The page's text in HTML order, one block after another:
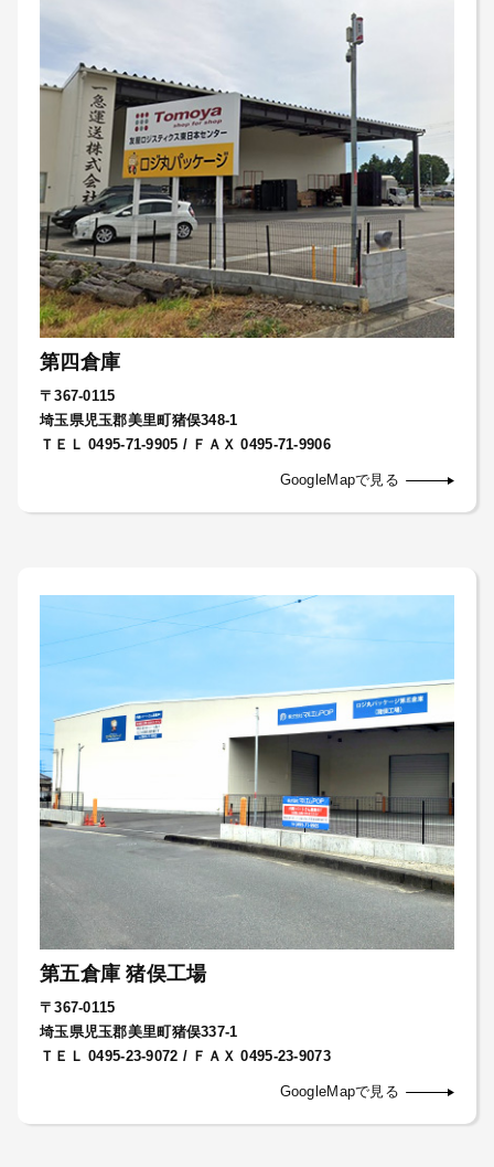
第四倉庫
〒367-0115
埼玉県児玉郡美里町猪俣348-1
ＴＥＬ 0495-71-9905 / ＦＡＸ 0495-71-9906
GoogleMapで見る
第五倉庫 猪俣工場
〒367-0115
埼玉県児玉郡美里町猪俣337-1
ＴＥＬ 0495-23-9072 / ＦＡＸ 0495-23-9073
GoogleMapで見る